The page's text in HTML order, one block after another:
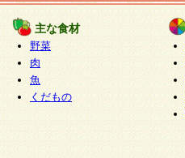
主な食材
野菜
肉
魚
くだもの